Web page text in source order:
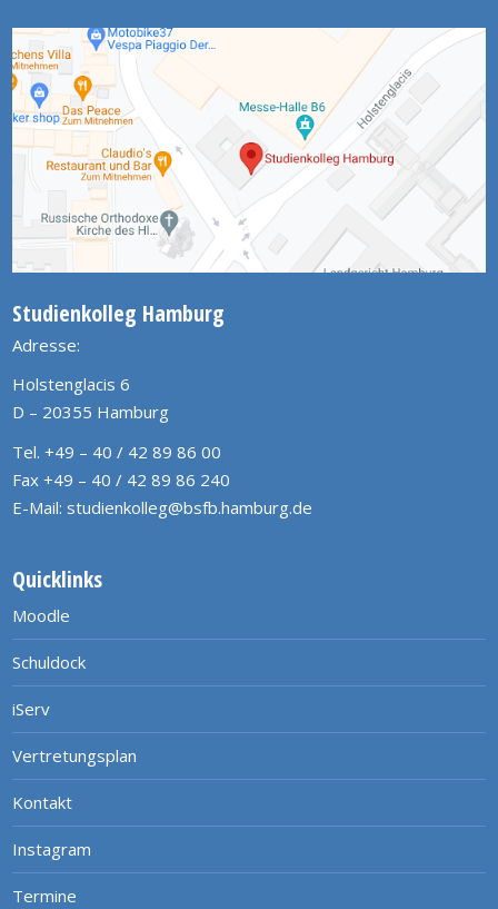
Studienkolleg Hamburg
Adresse:
Holstenglacis 6
D – 20355 Hamburg
Tel. +49 – 40 / 42 89 86 00
Fax +49 – 40 / 42 89 86 240
E-Mail: studienkolleg@bsfb.hamburg.de
Quicklinks
Moodle
Schuldock
iServ
Vertretungsplan
Kontakt
Instagram
Termine